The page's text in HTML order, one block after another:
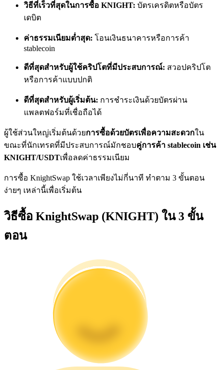
ข้อมูล
การวิเคราะห์ข้อมูลขนาดใหญ่ รวมถึงข้อมูลการค้า ฯลฯ
แนะนำ
คู่มือเริ่มต้นฟิวเจอร์ส
กลยุทธ์การซื้อขาย
เรียนรู้วิธีการรักษาผลกำไร
วิธีที่เร็วที่สุดในการซื้อ KNIGHT: บัตรเครดิตหรือบัตร
เดบิต
ค่าธรรมเนียมต่ำสุด: โอนเงินธนาคารหรือการค้า
stablecoin
ดีที่สุดสำหรับผู้ใช้คริปโตที่มีประสบการณ์: สวอปคริปโต
หรือการค้าแบบปกติ
ดีที่สุดสำหรับผู้เริ่มต้น: การชำระเงินด้วยบัตรผ่าน
แพลตฟอร์มที่เชื่อถือได้
ผู้ใช้ส่วนใหญ่เริ่มต้นด้วยการซื้อด้วยบัตรเพื่อความสะดวกใน
ขณะที่นักเทรดที่มีประสบการณ์มักชอบคู่การค้า stablecoin เช่น
KNIGHT/USDTเพื่อลดค่าธรรมเนียม
การซื้อ KnightSwap ใช้เวลาเพียงไม่กี่นาที ทำตาม 3 ขั้นตอน
ง่ายๆ เหล่านี้เพื่อเริ่มต้น
วิธีซื้อ KnightSwap (KNIGHT) ใน 3 ขั้น
ตอน